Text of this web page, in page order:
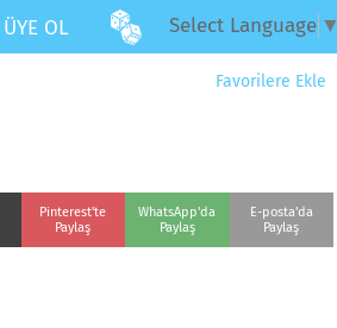
ÜYE OL Select Language ▼
Favorilere Ekle
Pinterest'te
Paylaş
WhatsApp'da
Paylaş
E-posta'da
Paylaş